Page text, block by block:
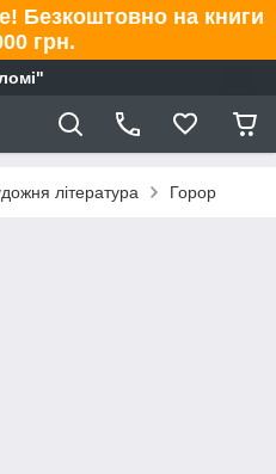
Безкоштовно на книги
грн.
література Горор